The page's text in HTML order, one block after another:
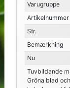
Varugruppe
Artikelnummer
Str.
Bemærkning
Nu
Tuvbildande
Gröna blad